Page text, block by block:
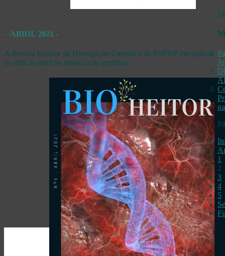
- ABRIL 2021 -
A Revista Escolar de Divulgação Científica da ESFHP mergulhou
no mês de abril na temática da genética.
1
2
3
4
5